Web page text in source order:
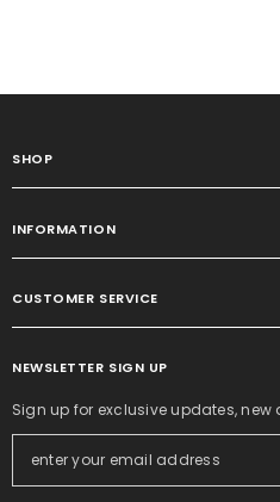
SHOP
INFORMATION
CUSTOMER SERVICE
NEWSLETTER SIGN UP
Sign up for exclusive updates,